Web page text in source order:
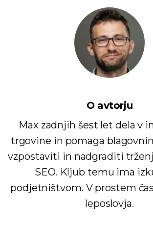
O avtorju
Max zadnjih šest let dela v
trgovine in pomaga
vzpostaviti in nadgraditi
SEO. Kljub temu ima
podjetništvom. V prostem
leposlovja.